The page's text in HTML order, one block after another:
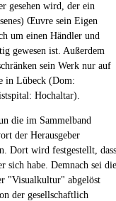
gesehen wird, der ein
Œuvre sein Eigen
um einen Händler und
gewesen ist. Außerdem
sein Werk nur auf
in Lübeck (Dom:
Hochaltar).
die im Sammelband
der Herausgeber
Dort wird festgestellt, dass
sich habe. Demnach sei die
"Visualkultur" abgelöst
der gesellschaftlich